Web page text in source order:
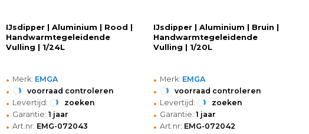
IJsdipper | Aluminium | Rood |
Handwarmtegeleidende
Vulling | 1/24L
• Merk: EMGA
• voorraad controleren
• Levertijd: zoeken
• Garantie: 1 jaar
• Art.nr: EMG-072043
IJsdipper | Aluminium | Bruin |
Handwarmtegeleidende
Vulling | 1/20L
• Merk: EMGA
• voorraad controleren
• Levertijd: zoeken
• Garantie: 1 jaar
• Art.nr: EMG-072042